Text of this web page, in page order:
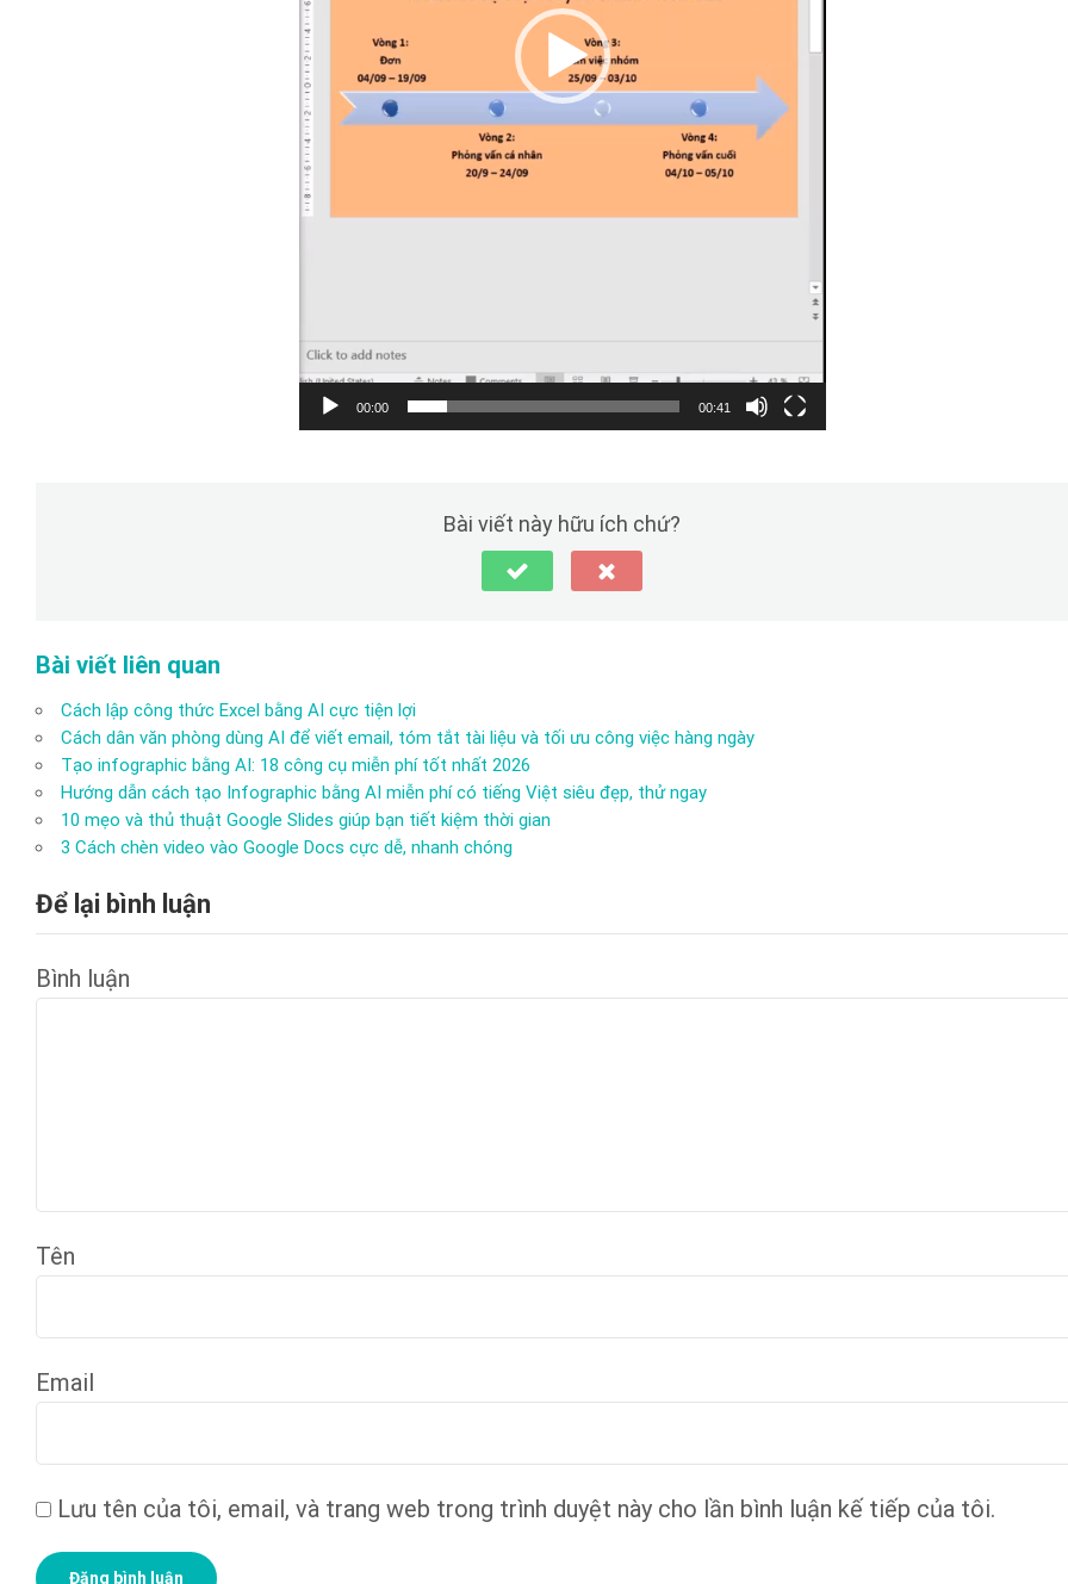
00:00 00:41
Bài viết này hữu ích chứ?
Bài viết liên quan
Cách lập công thức Excel bằng AI cực tiện lợi
Cách dân văn phòng dùng AI để viết email, tóm tắt tài liệu và tối ưu công việc hàng ngày
Tạo infographic bằng AI: 18 công cụ miễn phí tốt nhất 2026
Hướng dẫn cách tạo Infographic bằng AI miễn phí có tiếng Việt siêu đẹp, thử ngay
10 mẹo và thủ thuật Google Slides giúp bạn tiết kiệm thời gian
3 Cách chèn video vào Google Docs cực dễ, nhanh chóng
Để lại bình luận
Bình luận
Tên
Email
Lưu tên của tôi, email, và trang web trong trình duyệt này cho lần bình luận kế tiếp của tôi.